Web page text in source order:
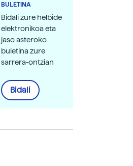
BULETINA
Bidali zure helbide
elektronikoa eta
jaso asteroko
buletina zure
sarrera-ontzian
Bidali